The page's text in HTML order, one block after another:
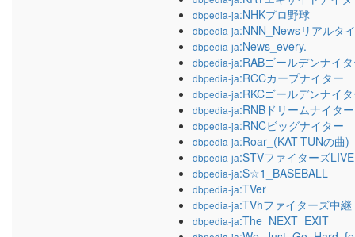
dbpedia-ja:NHKプロ野球
dbpedia-ja:NNN_Newsリアルタ
dbpedia-ja:News_every.
dbpedia-ja:RABゴールデンナイ
dbpedia-ja:RCCカープナイター
dbpedia-ja:RKCゴールデンナイ
dbpedia-ja:RNBドリームナイター
dbpedia-ja:RNCビッグナイター
dbpedia-ja:Roar_(KAT-TUNの曲)
dbpedia-ja:STVファイターズLIVE
dbpedia-ja:S☆1_BASEBALL
dbpedia-ja:TVer
dbpedia-ja:TVhファイターズ中継
dbpedia-ja:The_NEXT_EXIT